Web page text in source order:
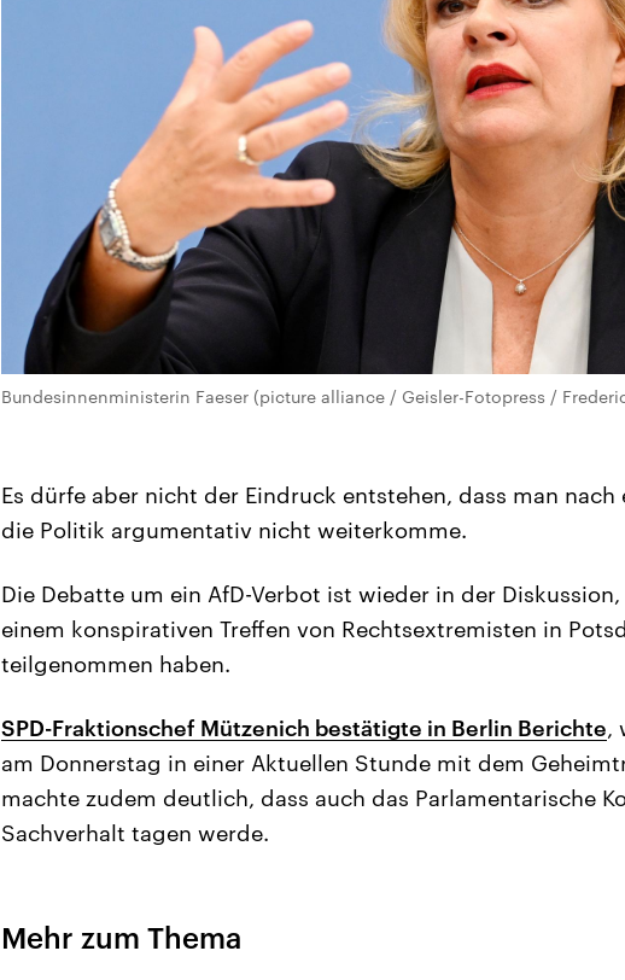
Bundesinnenministerin Faeser (picture alliance / Geisler-Fotopress /
Es dürfe aber nicht der Eindruck entstehen, dass man
die Politik argumentativ nicht weiterkomme.
Die Debatte um ein AfD-Verbot ist wieder in der
einem konspirativen Treffen von Rechtsextremisten in
teilgenommen haben.
SPD-Fraktionschef Mützenich bestätigte in Berlin Berichte,
am Donnerstag in einer Aktuellen Stunde mit dem
machte zudem deutlich, dass auch das Parlamentarische
Sachverhalt tagen werde.
Mehr zum Thema